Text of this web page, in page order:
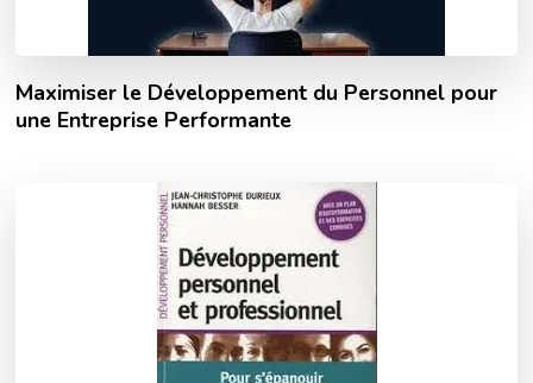
Maximiser le Développement du Personnel pour
une Entreprise Performante